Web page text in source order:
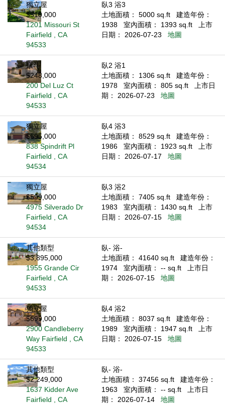
獨立屋
$510,000
1201 Missouri St
Fairfield , CA
94533
臥3 浴3
土地面積： 5000 sq.ft
建造年份：
1938
室內面積： 1393 sq.ft
上市
日期： 2026-07-23
地圖
康斗
$248,000
200 Del Luz Ct
Fairfield , CA
94533
臥2 浴1
土地面積： 1306 sq.ft
建造年份：
1978
室內面積： 805 sq.ft
上市日
期： 2026-07-23
地圖
獨立屋
$695,000
838 Spindrift Pl
Fairfield , CA
94534
臥4 浴3
土地面積： 8529 sq.ft
建造年份：
1986
室內面積： 1923 sq.ft
上市
日期： 2026-07-17
地圖
獨立屋
$599,000
4975 Silverado Dr
Fairfield , CA
94534
臥3 浴2
土地面積： 7405 sq.ft
建造年份：
1983
室內面積： 1430 sq.ft
上市
日期： 2026-07-15
地圖
其他類型
$3,895,000
1955 Grande Cir
Fairfield , CA
94533
臥- 浴-
土地面積： 41640 sq.ft
建造年份：
1974
室內面積： -- sq.ft
上市日
期： 2026-07-15
地圖
獨立屋
$699,000
2900 Candleberry
Way Fairfield , CA
94533
臥4 浴2
土地面積： 8037 sq.ft
建造年份：
1989
室內面積： 1947 sq.ft
上市
日期： 2026-07-15
地圖
其他類型
$2,249,000
1637 Kidder Ave
Fairfield , CA
臥- 浴-
土地面積： 37456 sq.ft
建造年份：
1963
室內面積： -- sq.ft
上市日
期： 2026-07-14
地圖